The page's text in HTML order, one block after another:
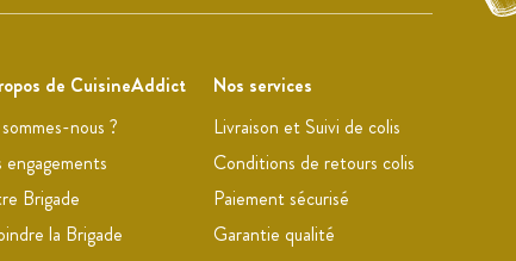
de CuisineAddict
nous ?
engagements
Brigade
la Brigade
Nos services
Livraison et Suivi de colis
Conditions de retours colis
Paiement sécurisé
Garantie qualité